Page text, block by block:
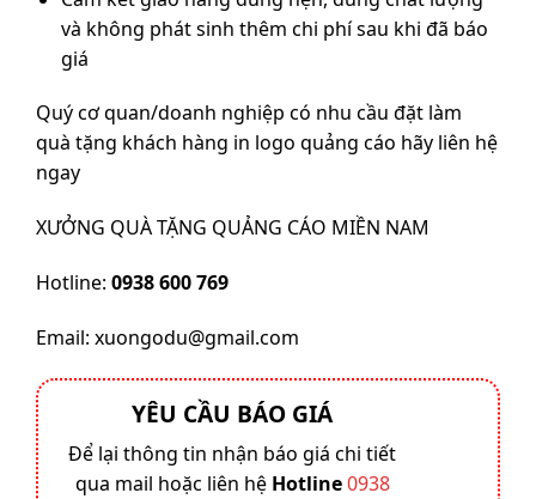
và không phát sinh thêm chi phí sau khi đã báo
giá
Quý cơ quan/doanh nghiệp có nhu cầu đặt làm
quà tặng khách hàng in logo quảng cáo hãy liên hệ
ngay
XƯỞNG QUÀ TẶNG QUẢNG CÁO MIỀN NAM
Hotline: 0938 600 769‬
Email: xuongodu@gmail.com
YÊU CẦU BÁO GIÁ
Để lại thông tin nhận báo giá chi tiết
qua mail hoặc liên hệ Hotline 0938